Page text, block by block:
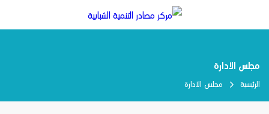
مجلس الادارة
الرئيسية مجلس الادارة